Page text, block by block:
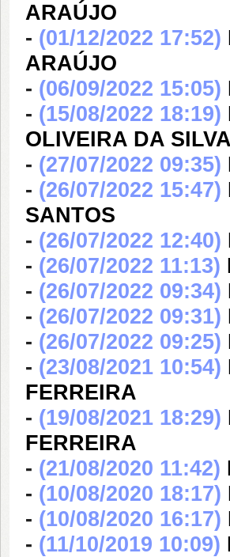
ARAÚJO
- (01/12/2022 17:52)
ARAÚJO
- (06/09/2022 15:05)
- (15/08/2022 18:19)
OLIVEIRA DA SILVA
- (27/07/2022 09:35)
- (26/07/2022 15:47)
SANTOS
- (26/07/2022 12:40)
- (26/07/2022 11:13)
- (26/07/2022 09:34)
- (26/07/2022 09:31)
- (26/07/2022 09:25)
- (23/08/2021 10:54)
FERREIRA
- (19/08/2021 18:29)
FERREIRA
- (21/08/2020 11:42)
- (10/08/2020 18:17)
- (10/08/2020 16:17)
- (11/10/2019 10:09)